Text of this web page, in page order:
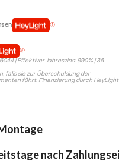
ist:
| Effektiver Jahreszins: 9.90% | 36
falls sie zur Überschuldung der
führt. Finanzierung durch HeyLight
nach